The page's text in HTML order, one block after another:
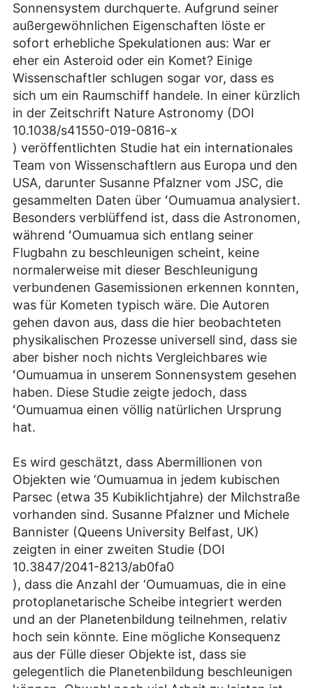
Sonnensystem durchquerte. Aufgrund seiner
außergewöhnlichen Eigenschaften löste er
sofort erhebliche Spekulationen aus: War er
eher ein Asteroid oder ein Komet? Einige
Wissenschaftler schlugen sogar vor, dass es
sich um ein Raumschiff handele. In einer kürzlich
in der Zeitschrift Nature Astronomy (DOI
10.1038/s41550-019-0816-x
) veröffentlichten Studie hat ein internationales
Team von Wissenschaftlern aus Europa und den
USA, darunter Susanne Pfalzner vom JSC, die
gesammelten Daten über ʻOumuamua analysiert.
Besonders verblüffend ist, dass die Astronomen,
während ʻOumuamua sich entlang seiner
Flugbahn zu beschleunigen scheint, keine
normalerweise mit dieser Beschleunigung
verbundenen Gasemissionen erkennen konnten,
was für Kometen typisch wäre. Die Autoren
gehen davon aus, dass die hier beobachteten
physikalischen Prozesse universell sind, dass sie
aber bisher noch nichts Vergleichbares wie
ʻOumuamua in unserem Sonnensystem gesehen
haben. Diese Studie zeigte jedoch, dass
ʻOumuamua einen völlig natürlichen Ursprung
hat.
Es wird geschätzt, dass Abermillionen von
Objekten wie ‘Oumuamua in jedem kubischen
Parsec (etwa 35 Kubiklichtjahre) der Milchstraße
vorhanden sind. Susanne Pfalzner und Michele
Bannister (Queens University Belfast, UK)
zeigten in einer zweiten Studie (DOI
10.3847/2041-8213/ab0fa0
), dass die Anzahl der ‘Oumuamuas, die in eine
protoplanetarische Scheibe integriert werden
und an der Planetenbildung teilnehmen, relativ
hoch sein könnte. Eine mögliche Konsequenz
aus der Fülle dieser Objekte ist, dass sie
gelegentlich die Planetenbildung beschleunigen